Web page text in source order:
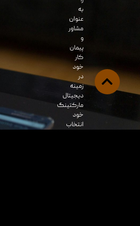
به
عنوان
مشاور
و
پیمان
کار
خود
در
زمینه
دیجیتال
مارکتینگ
خود
انتخاب